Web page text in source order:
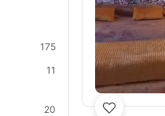
175
11
20